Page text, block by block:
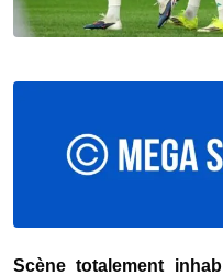
Scène totalement